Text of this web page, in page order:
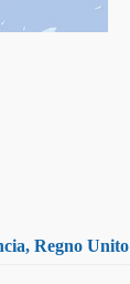
Regno Unito